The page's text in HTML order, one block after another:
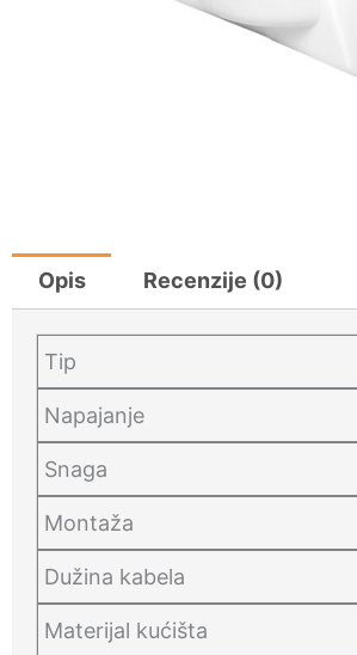
Opis Recenzije (0)
Tip
Napajanje
Snaga
Montaža
Dužina kabela
Materijal kućišta